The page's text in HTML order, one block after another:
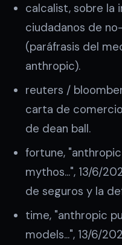
calcalist, sobre la
ciudadanos de
(paráfrasis del
anthropic).
reuters /
carta de
de dean ball.
fortune,
mythos…", 13/6/
de seguros y la
time, "anthropic
models…", 13/6/